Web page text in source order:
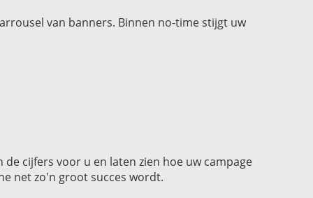
van banners. Binnen no-time stijgt uw
cijfers voor u en laten zien hoe uw campage
net zo'n groot succes wordt.